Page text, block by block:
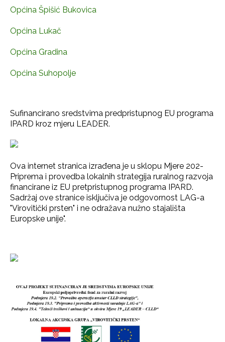
Općina Špišić Bukovica
Općina Lukač
Općina Gradina
Općina Suhopolje
Sufinancirano sredstvima predpristupnog EU programa
IPARD kroz mjeru LEADER.
Ova internet stranica izrađena je u sklopu Mjere 202-
Priprema i provedba lokalnih strategija ruralnog razvoja
financirane iz EU pretpristupnog programa IPARD.
Sadržaj ove stranice isključiva je odgovornost LAG-a
"Virovitički prsten" i ne odražava nužno stajališta
Europske unije".